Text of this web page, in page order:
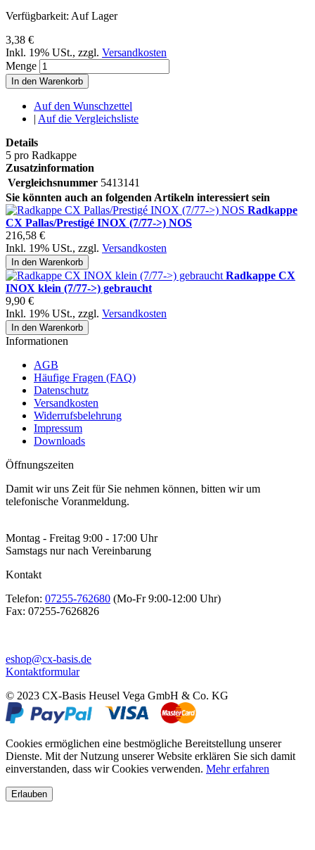
Verfügbarkeit: Auf Lager
3,38 €
Inkl. 19% USt., zzgl. Versandkosten
Menge
In den Warenkorb
Auf den Wunschzettel
| Auf die Vergleichsliste
Details
5 pro Radkappe
Zusatzinformation
Vergleichsnummer 5413141
Sie könnten auch an folgenden Artikeln interessiert sein
Radkappe
CX Pallas/Prestigé INOX (7/77->) NOS
216,58 €
Inkl. 19% USt., zzgl. Versandkosten
In den Warenkorb
Radkappe CX
INOX klein (7/77->) gebraucht
9,90 €
Inkl. 19% USt., zzgl. Versandkosten
In den Warenkorb
Informationen
AGB
Häufige Fragen (FAQ)
Datenschutz
Versandkosten
Widerrufsbelehrung
Impressum
Downloads
Öffnungszeiten
Damit wir uns Zeit für Sie nehmen können, bitten wir um
telefonische Voranmeldung.
Montag - Freitag 9:00 - 17:00 Uhr
Samstags nur nach Vereinbarung
Kontakt
Telefon: 07255-762680 (Mo-Fr 9:00-12:00 Uhr)
Fax: 07255-7626826
eshop@cx-basis.de
Kontaktformular
© 2023 CX-Basis Heusel Vega GmbH & Co. KG
Cookies ermöglichen eine bestmögliche Bereitstellung unserer
Dienste. Mit der Nutzung unserer Website erklären Sie sich damit
einverstanden, dass wir Cookies verwenden. Mehr erfahren
Erlauben